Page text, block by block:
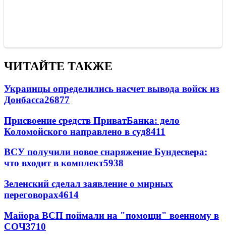
ЧИТАЙТЕ ТАКЖЕ
Украинцы определились насчет вывода войск из
Донбасса26877
Присвоение средств ПриватБанка: дело
Коломойского направлено в суд8411
ВСУ получили новое снаряжение Бундесвера:
что входит в комплект5938
Зеленский сделал заявление о мирных
переговорах4614
Майора ВСП поймали на "помощи" военному в
СОЧ3710